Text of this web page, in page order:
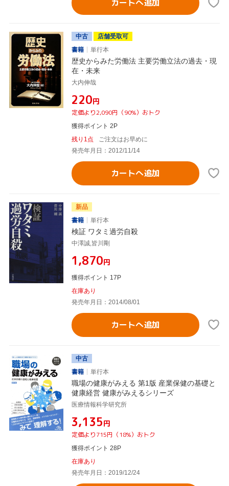
カートへ追加
中古
店舗受取可
書籍
単行本
歴史からみた労働法 主要労働立法の過去・現
在・未来
大内伸哉
¥220円
定価より2,090円（90%）おトク
獲得ポイント 2P
残り1点
ご注文はお早めに
発売年月日：2012/11/14
カートへ追加
新品
書籍
単行本
検証 ワタミ過労自殺
中澤誠,皆川剛
¥1,870円
獲得ポイント 17P
在庫あり
発売年月日：2014/08/01
カートへ追加
中古
書籍
単行本
職場の健康がみえる 第1版 産業保健の基礎と
健康経営 健康がみえるシリーズ
医療情報科学研究所
¥3,135円
定価より715円（18%）おトク
獲得ポイント 28P
在庫あり
発売年月日：2019/12/24